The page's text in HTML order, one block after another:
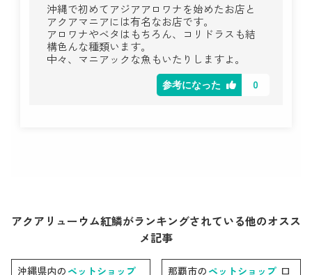
沖縄で初めてアジアアロワナを始めたお店と
アクアマニアには有名なお店です。
アロワナやベタはもちろん、コリドラスも結
構色んな種類います。
中々、マニアックな魚もいたりしますよ。
参考になった 0
アクアリューウム紅鱗がランキングされている他のオスス
メ記事
沖縄県内の ペットショップ
那覇市の ペットショップ 口